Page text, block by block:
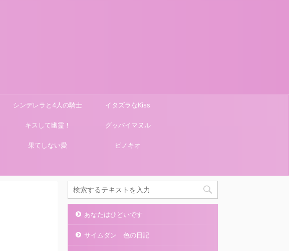
シンデレラと4人の騎士 イタズラなKiss
キスして幽霊！ グッバイマヌル
果てしない愛 ピノキオ
あなたはひどいです
サイムダン 色の日記